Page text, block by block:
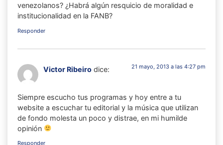
venezolanos? ¿Habrá algún resquicio de moralidad e
institucionalidad en la FANB?
Responder
Victor Ribeiro dice: 21 mayo, 2013 a las 4:27 pm
Siempre escucho tus programas y hoy entre a tu
website a escuchar tu editorial y la música que utilizan
de fondo molesta un poco y distrae, en mi humilde
opinión
Responder